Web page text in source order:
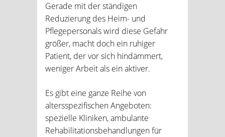
Gerade mit der ständigen
Reduzierung des Heim- und
Pflegepersonals wird diese Gefahr
größer, macht doch ein ruhiger
Patient, der vor sich hindämmert,
weniger Arbeit als ein aktiver.
Es gibt eine ganze Reihe von
altersspezifischen Angeboten:
spezielle Kliniken, ambulante
Rehabilitationsbehandlungen für